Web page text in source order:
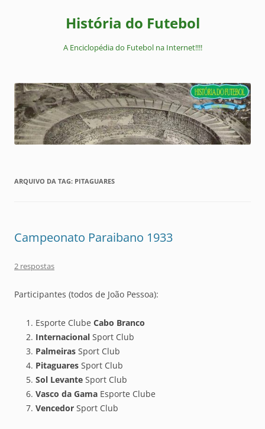
História do Futebol
A Enciclopédia do Futebol na Internet!!!!
ARQUIVO DA TAG: PITAGUARES
Campeonato Paraibano 1933
2 respostas
Participantes (todos de João Pessoa):
Esporte Clube Cabo Branco
Internacional Sport Club
Palmeiras Sport Club
Pitaguares Sport Club
Sol Levante Sport Club
Vasco da Gama Esporte Clube
Vencedor Sport Club